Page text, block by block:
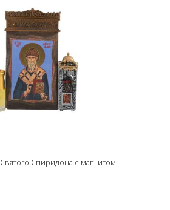
Спиридона с магнитом